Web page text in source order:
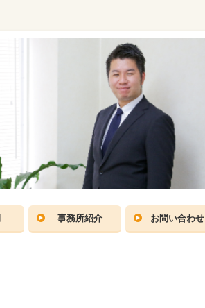
事務所紹介 お問い合わせ